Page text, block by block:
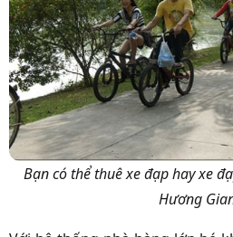
Bạn có thể thuê xe đạp hay xe
Hương